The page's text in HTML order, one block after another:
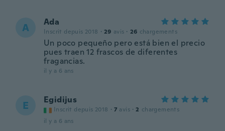
A Ada
Inscrit depuis 2018 · 29 avis · 26 chargements
Un poco pequeño pero está bien el precio
pues traen 12 frascos de diferentes
fragancias.
il y a 6 ans
E Egidijus
Inscrit depuis 2018 · 7 avis · 2 chargements
il y a 6 ans